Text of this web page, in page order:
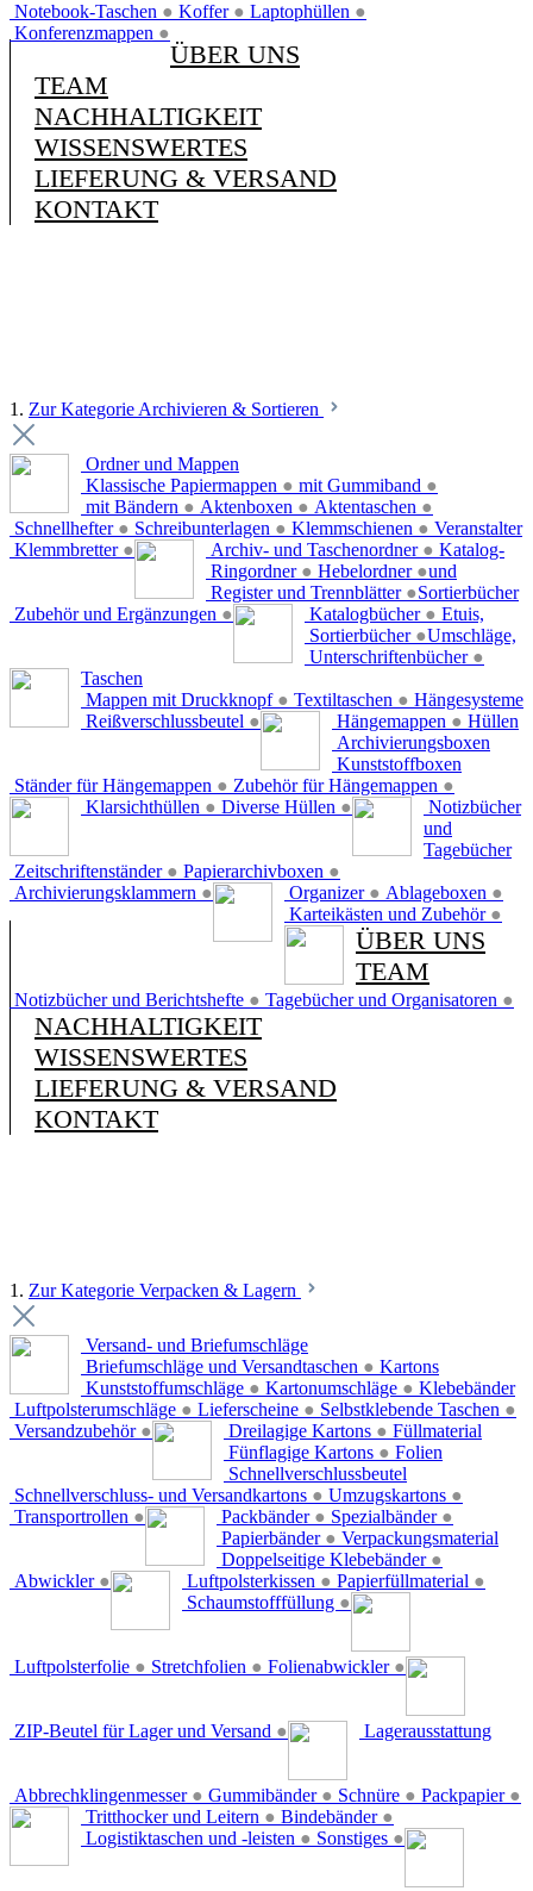
Notebook-Taschen ● Koffer ● Laptophüllen ●
Konferenzmappen ●
ÜBER UNS
TEAM
NACHHALTIGKEIT
WISSENSWERTES
LIEFERUNG & VERSAND
KONTAKT
1. Zur Kategorie Archivieren & Sortieren
Ordner und Mappen
Klassische Papiermappen ● mit Gummiband ●
mit Bändern ● Aktenboxen ● Aktentaschen ●
Schnellhefter ● Schreibunterlagen ● Klemmschienen ●
Klemmbretter ●
Veranstalter
Archiv- und Taschenordner ●
Ringordner ● Hebelordner ●
Register und Trennblätter ●
Zubehör und Ergänzungen ●
Katalog-
und
Sortierbücher
Katalogbücher ●
Sortierbücher ●
Unterschriftenbücher ●
Etuis,
Umschläge,
Taschen
Mappen mit Druckknopf ● Textiltaschen ●
Reißverschlussbeutel ●
Hängesysteme
Hängemappen ●
Ständer für Hängemappen ● Zubehör für Hängemappen ●
Hüllen
Klarsichthüllen ● Diverse Hüllen ●
Archivierungsboxen
Zeitschriftenständer ● Papierarchivboxen ●
Archivierungsklammern ●
Kunststoffboxen
Organizer ● Ablageboxen ●
Karteikästen und Zubehör ●
Notizbücher
und
Tagebücher
Notizbücher und Berichtshefte ● Tagebücher und Organisatoren ●
ÜBER UNS
TEAM
NACHHALTIGKEIT
WISSENSWERTES
LIEFERUNG & VERSAND
KONTAKT
1. Zur Kategorie Verpacken & Lagern
Versand- und Briefumschläge
Briefumschläge und Versandtaschen ●
Kunststoffumschläge ● Kartonumschläge ●
Luftpolsterumschläge ● Lieferscheine ● Selbstklebende Taschen ●
Versandzubehör ●
Kartons
Dreilagige Kartons ●
Fünflagige Kartons ●
Schnellverschluss- und Versandkartons ● Umzugskartons ●
Transportrollen ●
Klebebänder
Packbänder ● Spezialbänder ●
Papierbänder ●
Doppelseitige Klebebänder ●
Abwickler ●
Füllmaterial
Luftpolsterkissen ● Papierfüllmaterial ●
Schaumstofffüllung ●
Folien
Luftpolsterfolie ● Stretchfolien ● Folienabwickler ●
Schnellverschlussbeutel
ZIP-Beutel für Lager und Versand ●
Verpackungsmaterial
Abbrechklingenmesser ● Gummibänder ● Schnüre ● Packpapier ●
Lagerausstattung
Tritthocker und Leitern ● Bindebänder ●
Logistiktaschen und -leisten ● Sonstiges ●